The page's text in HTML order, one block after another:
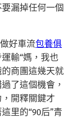
漏掉任何一個
好車流包養俱
輸“媽，我也
商團這幾天就
了這個機會，
開釋關鍵才
里的“90后”青